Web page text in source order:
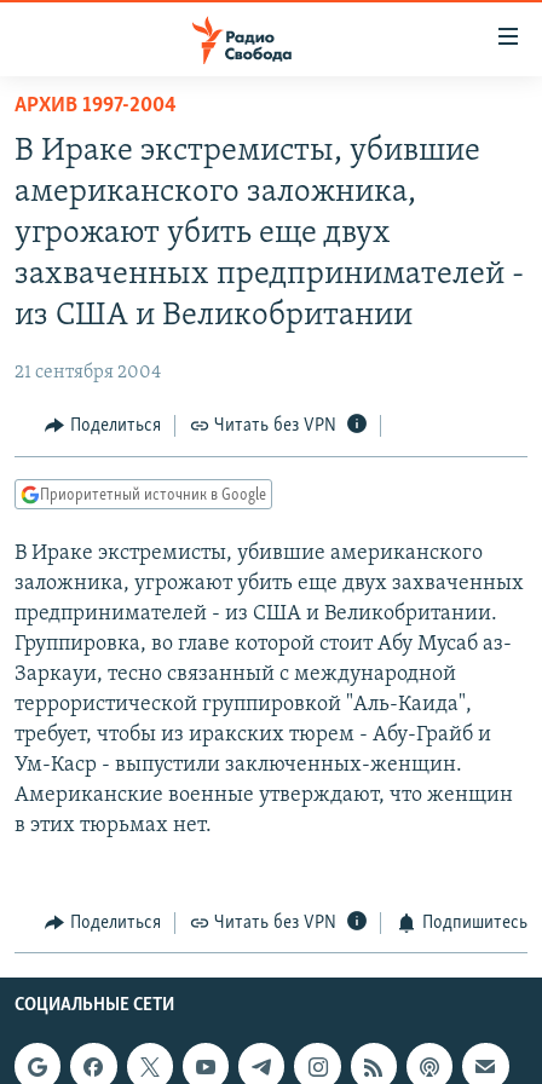
упрощенного
доступа
основному
содержанию
Вернутся
главной
навигации
Вернутся
поиску
ПОДКАСТЫ
АВТОРСКИЕ ПРОЕКТЫ
МНЕНИЯ
IDEL.РЕАЛИИ
КАВКАЗ.РЕАЛИИ
СЕВЕР.РЕАЛИИ
РАСПИСАНИЕ ВЕЩАНИЯ
ПОДПИШИТЕСЬ НА РАССЫЛКУ
СОЦИАЛЬНЫЕ СЕТИ
Все сайты РСЕ/РС
АРХИВ 1997-2004
В Ираке экстремисты, убившие
американского заложника,
угрожают убить еще двух
захваченных предпринимателей -
из США и Великобритании
21 сентября 2004
Поделиться Читать без VPN
Приоритетный источник в Google
В Ираке экстремисты, убившие американского
заложника, угрожают убить еще двух захваченных
предпринимателей - из США и Великобритании.
Группировка, во главе которой стоит Абу Мусаб аз-
Заркауи, тесно связанный с международной
террористической группировкой "Аль-Каида",
требует, чтобы из иракских тюрем - Абу-Грайб и
Ум-Каср - выпустили заключенных-женщин.
Американские военные утверждают, что женщин
в этих тюрьмах нет.
Поделиться Читать без VPN Подпишитесь
СОЦИАЛЬНЫЕ СЕТИ